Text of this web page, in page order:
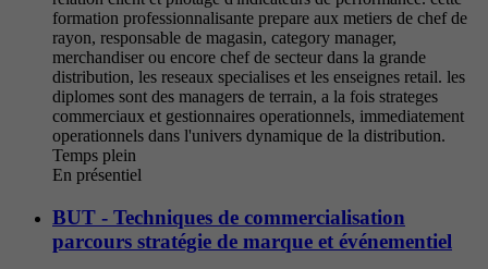
formation professionnalisante prepare aux metiers de chef de
rayon, responsable de magasin, category manager,
merchandiser ou encore chef de secteur dans la grande
distribution, les reseaux specialises et les enseignes retail. les
diplomes sont des managers de terrain, a la fois strateges
commerciaux et gestionnaires operationnels, immediatement
operationnels dans l'univers dynamique de la distribution.
Temps plein
En présentiel
BUT - Techniques de commercialisation
parcours stratégie de marque et événementiel